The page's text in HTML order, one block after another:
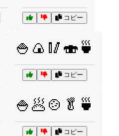
コピー
🍚🍙🥢🍣🍵
コピー
🍚🥟🍲🥬🍵
コピー